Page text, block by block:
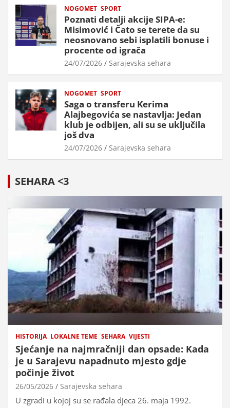
NOGOMET SPORT
Poznati detalji akcije SIPA-e:
Misimović i Čato se terete da su
neosnovano sebi isplatili bonuse i
procente od igrača
24/07/2026 Sarajevska sehara
NOGOMET SPORT
Saga o transferu Kerima
Alajbegovića se nastavlja: Jedan
klub je odbijen, ali su se uključila
još dva
24/07/2026 Sarajevska sehara
SEHARA <3
HISTORIJA LOKALNE TEME SEHARA VIJESTI
Sjećanje na najmračniji dan opsade: Kada
je u Sarajevu napadnuto mjesto gdje
počinje život
26/05/2026 Sarajevska sehara
U zgradi u kojoj su se rađala djeca 26. maja 1992.